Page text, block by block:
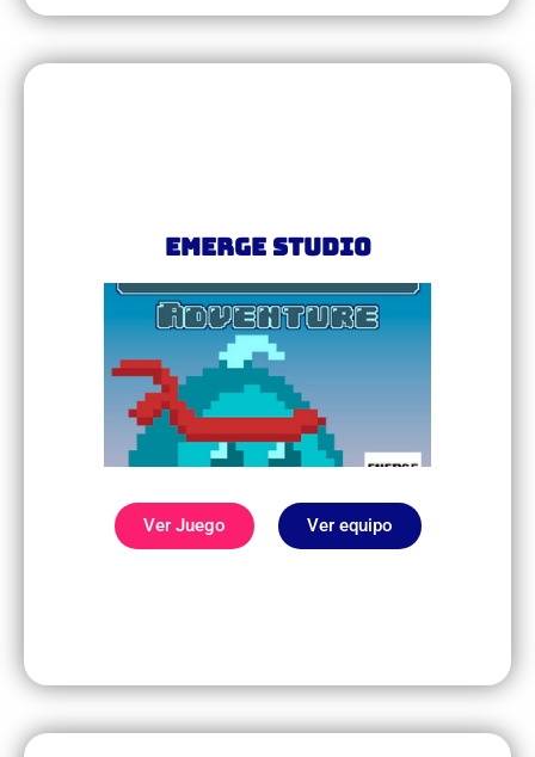
Emerge Studio
Ver Juego Ver equipo